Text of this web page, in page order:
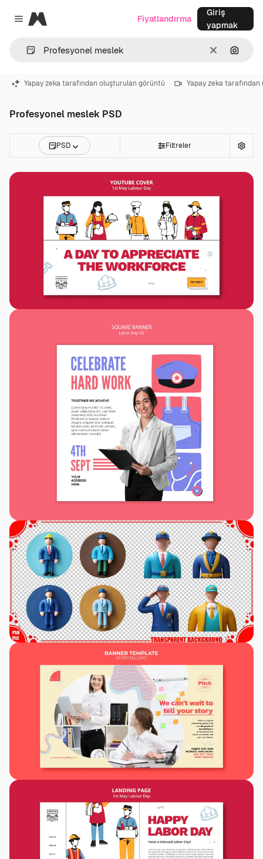
Close menu
Magnific
Temizlemek
Fiyatlandırma
Giriş
yapmak
Yapay zeka tarafından oluşturulan görüntü Yapay zeka
Profesyonel meslek PSD
PSD Filtreler